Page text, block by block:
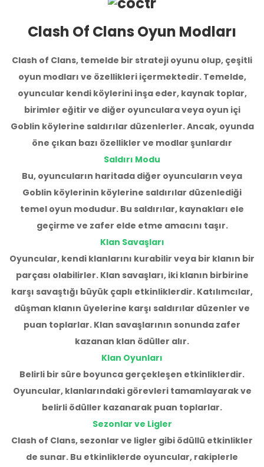
Clash Of Clans Oyun Modları
Clash of Clans, temelde bir strateji oyunu olup, çeşitli
oyun modları ve özellikleri içermektedir. Temelde,
oyuncular kendi köylerini inşa eder, kaynak toplar,
birimler eğitir ve diğer oyunculara veya oyun içi
Goblin köylerine saldırılar düzenlerler. Ancak, oyunda
öne çıkan bazı özellikler ve modlar şunlardır
Saldırı Modu
Bu, oyuncuların haritada diğer oyuncuların veya
Goblin köylerinin köylerine saldırılar düzenlediği
temel oyun modudur. Bu saldırılar, kaynakları ele
geçirme ve zafer elde etme amacını taşır.
Klan Savaşları
Oyuncular, kendi klanlarını kurabilir veya bir klanın bir
parçası olabilirler. Klan savaşları, iki klanın birbirine
karşı savaştığı büyük çaplı etkinliklerdir. Katılımcılar,
düşman klanın üyelerine karşı saldırılar düzenler ve
puan toplarlar. Klan savaşlarının sonunda zafer
kazanan klan ödüller alır.
Klan Oyunları
Belirli bir süre boyunca gerçekleşen etkinliklerdir.
Oyuncular, klanlarındaki görevleri tamamlayarak ve
belirli ödüller kazanarak puan toplarlar.
Sezonlar ve Ligler
Clash of Clans, sezonlar ve ligler gibi ödüllü etkinlikler
de sunar. Bu etkinliklerde oyuncular, rakiplerle